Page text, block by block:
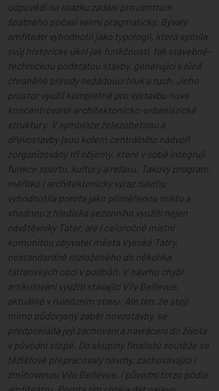
odpovědi na otázku zadání pro centrum
špatného počasí velmi pragmaticky. Bývalý
amfiteátr vyhodnotil jako typologii, která splnila
svůj historický úkol jak funkčností, tak stavebně-
technickou podstatou stavby, generující v lůně
chráněné přírody nežádoucí hluk a ruch. Jeho
prostor využil kompletně pro výstavbu nové
koncentrované architektonicko-urbanistické
struktury. V symbióze železobetonu a
dřevostavby jsou kolem centrálního nádvoří
zorganizovány tři objemy, které v sobě integrují
funkce sportu, kultury a relaxu. Takový program,
měřítko i architektonický výraz návrhu
vyhodnotila porota jako přiměřenou místu a
vhodnou z hlediska sezónního využití nejen
návštěvníky Tater, ale i celoročně místní
komunitou obyvatel města Vysoké Tatry,
nestandardně rozloženého do několika
tatranských obcí v podhůří. V návrhu chybí
artikulování využití stávající Vily Bellevue,
aktuálně v ruinózním stavu. Ale tím, že stojí
mimo půdorysný záběr novostavby, se
předpokládá její zachování a navrácení do života
v původní stopě. Do skupiny finalistů soutěže se
těžišťově přepracovaly návrhy, zachovávající i
zmiňovanou Vilu Bellevue, i původní torzo pódia